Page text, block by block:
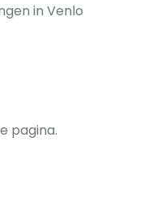
in Venlo
pagina.